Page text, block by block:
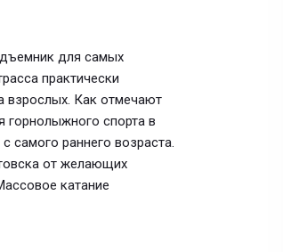
для самых
практически
взрослых. Как отмечают
горнолыжного спорта в
самого раннего возраста.
от желающих
катание